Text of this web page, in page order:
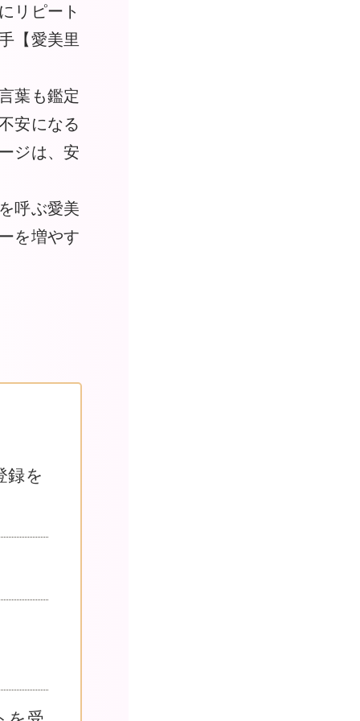
リピート
【愛美里
葉も鑑定
安になる
ジは、安
呼ぶ愛美
を増やす
録を